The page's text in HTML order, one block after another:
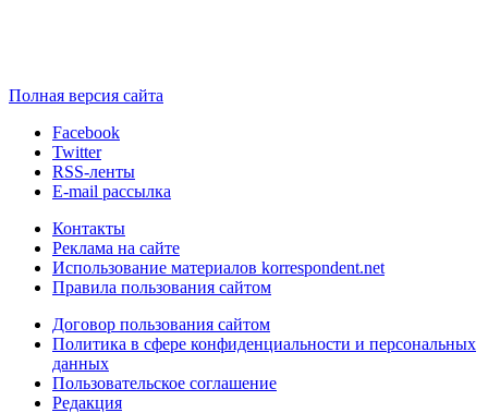
Полная версия сайта
Facebook
Twitter
RSS-ленты
E-mail рассылка
Контакты
Реклама на сайте
Использование материалов korrespondent.net
Правила пользования сайтом
Договор пользования сайтом
Политика в сфере конфиденциальности и персональных
данных
Пользовательское соглашение
Редакция